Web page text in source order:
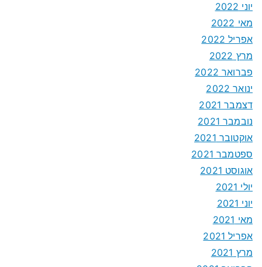
יוני 2022
מאי 2022
אפריל 2022
מרץ 2022
פברואר 2022
ינואר 2022
דצמבר 2021
נובמבר 2021
אוקטובר 2021
ספטמבר 2021
אוגוסט 2021
יולי 2021
יוני 2021
מאי 2021
אפריל 2021
מרץ 2021